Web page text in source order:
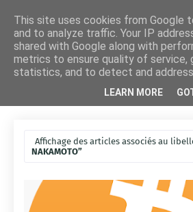
Affichage des articles associés au
NAKAMOTO
This site uses cookies from Google
and to analyze traffic. Your IP
shared with Google along with
metrics to ensure quality of service,
statistics, and to detect and
LEARN MORE